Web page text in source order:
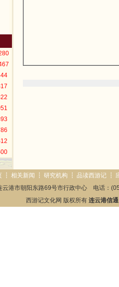
┇ 相关新闻 ┇ 研究机构 ┇ 品读西游记 ┇
云港市朝阳东路69号市行政中心 电话：
西游记文化网 版权所有 连云港信